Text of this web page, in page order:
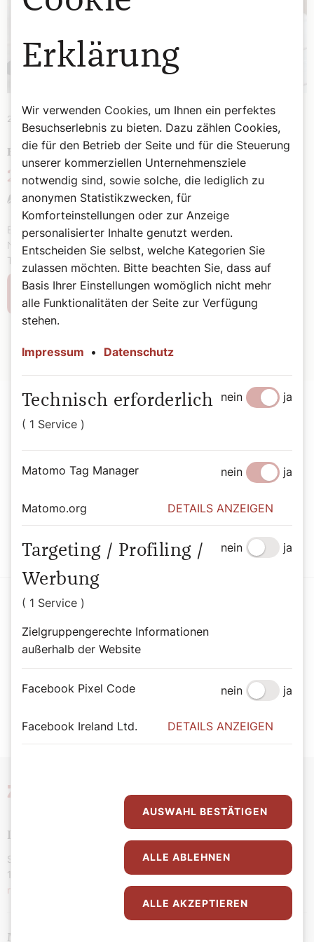
2. August 2026 | Termine
HIGHLIGHTS
2. August bis 9. August
Redaktion
Entdecken Sie spirituelle Höhepunkte in Wien und
Niederösterreich. Stöbern Sie in unseren sorgfältig ausgewählten
Terminen für kirchliche Highlights und lassen Sie sich inspirieren.
Weiterlesen
Der SONNTAG Abo
Jetzt Abo abschließen
Der SONNTAG Newsletter
Jetzt Newsletter abonnieren
Zeit für meinen Glauben
Der SONNTAG
Stephansplatz 4/VI/DG
1010 Wien
redaktion@dersonntag.at
Medieninhaberin
Erklärung
Wir verwenden Cookies, um Ihnen ein perfektes
Besuchserlebnis zu bieten. Dazu zählen Cookies,
die für den Betrieb der Seite und für die Steuerung
unserer kommerziellen Unternehmensziele
notwendig sind, sowie solche, die lediglich zu
anonymen Statistikzwecken, für
Komforteinstellungen oder zur Anzeige
personalisierter Inhalte genutzt werden.
Entscheiden Sie selbst, welche Kategorien Sie
zulassen möchten. Bitte beachten Sie, dass auf
Basis Ihrer Einstellungen womöglich nicht mehr
alle Funktionalitäten der Seite zur Verfügung
stehen.
Impressum • Datenschutz
Technisch erforderlich
( 1 Service )
nein ja
Matomo Tag Manager nein ja
Matomo.org DETAILS ANZEIGEN
Targeting / Profiling /
Werbung
( 1 Service )
Zielgruppengerechte Informationen
außerhalb der Website
nein ja
Facebook Pixel Code nein ja
Facebook Ireland Ltd. DETAILS ANZEIGEN
AUSWAHL BESTÄTIGEN
ALLE ABLEHNEN
ALLE AKZEPTIEREN